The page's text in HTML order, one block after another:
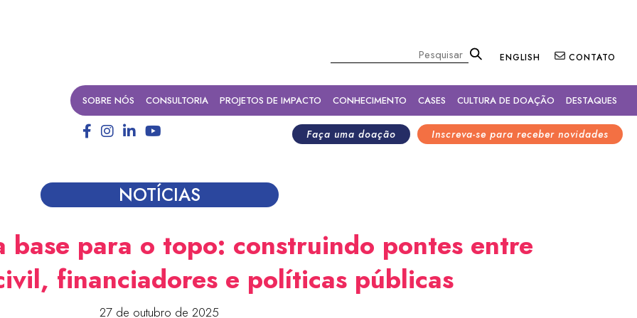
ENGLISH CONTATO
SOBRE NÓS CONSULTORIA PROJETOS DE IMPACTO CONHECIMENTO CASES CULTURA DE DOAÇÃO DESTAQUES
Inscreva-se para receber novidades
Faça uma doação
NOTÍCIAS
base para o topo: construindo pontes entre
financiadores e políticas públicas
27 de outubro de 2025